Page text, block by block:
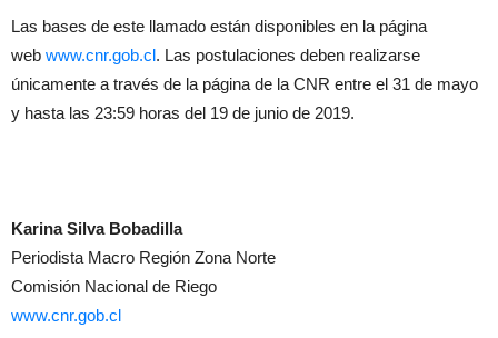
Las bases de este llamado están disponibles en la página
web www.cnr.gob.cl. Las postulaciones deben realizarse
únicamente a través de la página de la CNR entre el 31 de mayo
y hasta las 23:59 horas del 19 de junio de 2019.
Karina Silva Bobadilla
Periodista Macro Región Zona Norte
Comisión Nacional de Riego
www.cnr.gob.cl